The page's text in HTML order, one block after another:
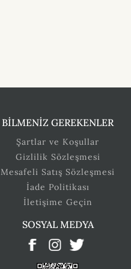
BİLMENİZ GEREKENLER
Şartlar ve Koşullar
Gizlilik Sözleşmesi
Mesafeli Satış Sözleşmesi
İade Politikası
İletişime Geçin
SOSYAL MEDYA